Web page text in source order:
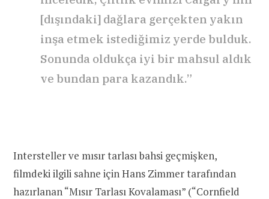
[dışındaki] dağlara gerçekten yakın
inşa etmek istediğimiz yerde bulduk.
Sonunda oldukça iyi bir mahsul aldık
ve bundan para kazandık.”
Intersteller ve mısır tarlası bahsi geçmişken,
filmdeki ilgili sahne için Hans Zimmer tarafından
hazırlanan “Mısır Tarlası Kovalaması” (“Cornfield